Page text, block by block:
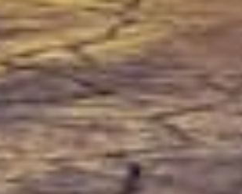
à accompagner des
entier.